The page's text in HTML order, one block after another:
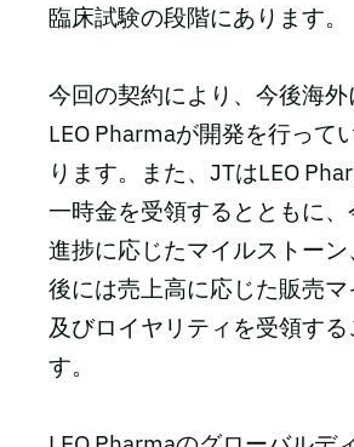
臨床試験の段階にあります。
今回の契約により、今後海
LEO Pharmaが開発を行って
ります。また、JTはLEO
一時金を受領するとともに
進捗に応じたマイルストー
後には売上高に応じた販売
及びロイヤリティを受領する
す。